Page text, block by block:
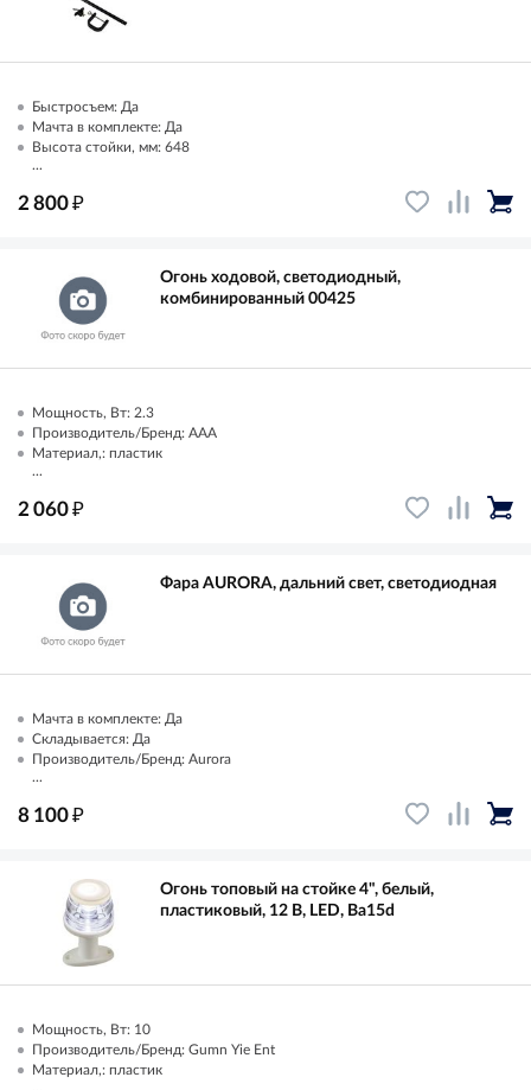
Быстросъем: Да
Мачта в комплекте: Да
Высота стойки, мм: 648
...
2 800₽
Огонь ходовой, светодиодный,
комбинированный 00425
Мощность, Вт: 2.3
Производитель/Бренд: AAA
Материал,: пластик
...
2 060₽
Фара AURORA, дальний свет, светодиодная
Мачта в комплекте: Да
Складывается: Да
Производитель/Бренд: Aurora
...
8 100₽
Огонь топовый на стойке 4", белый,
пластиковый, 12 В, LED, Ba15d
Мощность, Вт: 10
Производитель/Бренд: Gumn Yie Ent
Материал,: пластик